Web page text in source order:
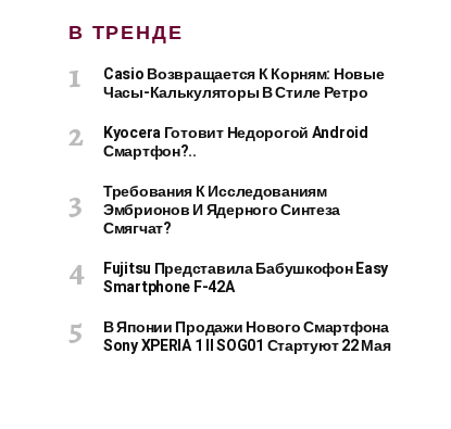
В ТРЕНДЕ
Casio Возвращается К Корням: Новые
Часы-Калькуляторы В Стиле Ретро
Kyocera Готовит Недорогой Android
Смартфон?..
Требования К Исследованиям
Эмбрионов И Ядерного Синтеза
Смягчат?
Fujitsu Представила Бабушкофон Easy
Smartphone F-42A
В Японии Продажи Нового Смартфона
Sony XPERIA 1 II SOG01 Стартуют 22 Мая